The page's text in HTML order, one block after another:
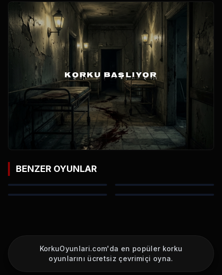
KORKU BAŞLIYOR
BENZER OYUNLAR
KorkuOyunlari.com'da en popüler korku
oyunlarını ücretsiz çevrimiçi oyna.